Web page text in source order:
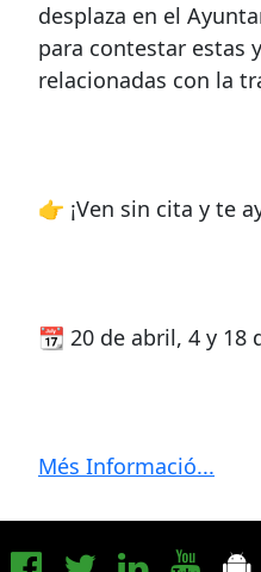
desplaza en el
para contestar estas
relacionadas con la
👉 ¡Ven sin cita y te
📆 20 de abril, 4 y 18
Més Informació...